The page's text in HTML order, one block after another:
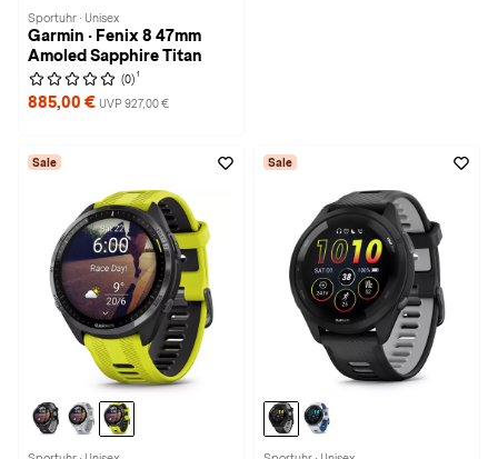
Sportuhr · Unisex
Garmin · Fenix 8 47mm
Amoled Sapphire Titan
(0) 1
885,00 € UVP 927,00 €
Sale Sale